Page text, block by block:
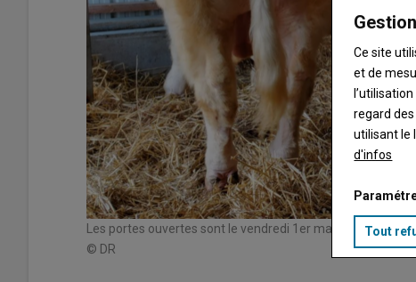
Les portes ouvertes sont le vendredi 1er mars de 14 h à
© DR
Ce site
et de
regard
utilisant le
d'infos
Tout